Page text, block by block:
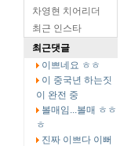
차영현 치어리더
최근 인스타
최근댓글
이쁘네요 ㅎㅎ
이 중국년 하는짓
이 완전 중
볼매임...볼매 ㅎㅎ
ㅎ
진짜 이쁘다 이뻐